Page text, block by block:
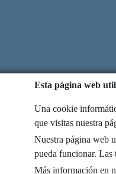
Esta página web
Una cookie
que visitas nuestra
Nuestra página web
pueda funcionar. Las
Más información en